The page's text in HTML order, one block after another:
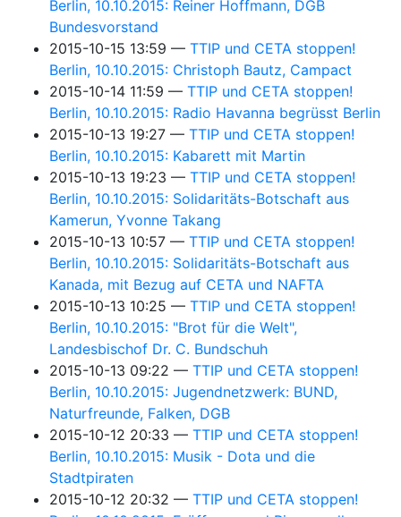
Berlin, 10.10.2015: Reiner Hoffmann, DGB
Bundesvorstand
2015-10-15 13:59
TTIP und CETA stoppen!
Berlin, 10.10.2015: Christoph Bautz, Campact
2015-10-14 11:59
TTIP und CETA stoppen!
Berlin, 10.10.2015: Radio Havanna begrüsst Berlin
2015-10-13 19:27
TTIP und CETA stoppen!
Berlin, 10.10.2015: Kabarett mit Martin
2015-10-13 19:23
TTIP und CETA stoppen!
Berlin, 10.10.2015: Solidaritäts-Botschaft aus
Kamerun, Yvonne Takang
2015-10-13 10:57
TTIP und CETA stoppen!
Berlin, 10.10.2015: Solidaritäts-Botschaft aus
Kanada, mit Bezug auf CETA und NAFTA
2015-10-13 10:25
TTIP und CETA stoppen!
Berlin, 10.10.2015: "Brot für die Welt",
Landesbischof Dr. C. Bundschuh
2015-10-13 09:22
TTIP und CETA stoppen!
Berlin, 10.10.2015: Jugendnetzwerk: BUND,
Naturfreunde, Falken, DGB
2015-10-12 20:33
TTIP und CETA stoppen!
Berlin, 10.10.2015: Musik - Dota und die
Stadtpiraten
2015-10-12 20:32
TTIP und CETA stoppen!